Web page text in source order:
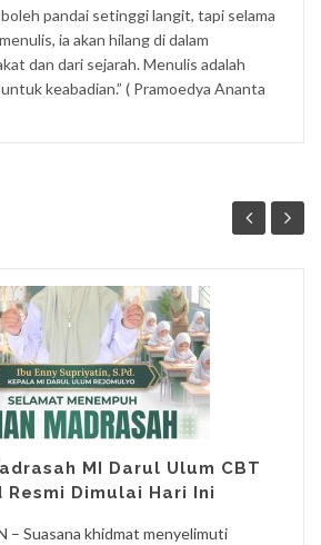
pandai setinggi langit, tapi selama
ia akan hilang di dalam
dan dari sejarah. Menulis adalah
keabadian.” ( Pramoedya Ananta
MI Darul Ulum CBT
Resmi Dimulai Hari Ini
– Suasana khidmat menyelimuti